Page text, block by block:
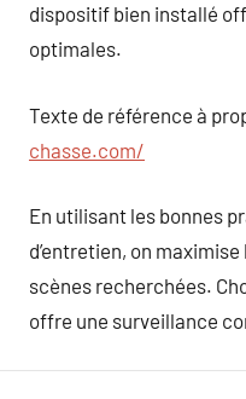
dispositif bien installé
optimales.
Texte de référence à
chasse.com/
En utilisant les bonnes
d’entretien, on
scènes recherchées.
offre une surveillance